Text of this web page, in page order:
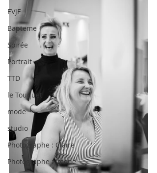
EVJF
Bapteme
Soirée
Portrait
TTD
le Touquet
mode
studio
Photographe : Claire
Photographe : Imene